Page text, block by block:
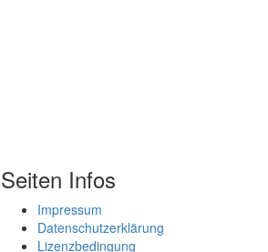
Seiten Infos
Impressum
Datenschutzerklärung
Lizenzbedingung